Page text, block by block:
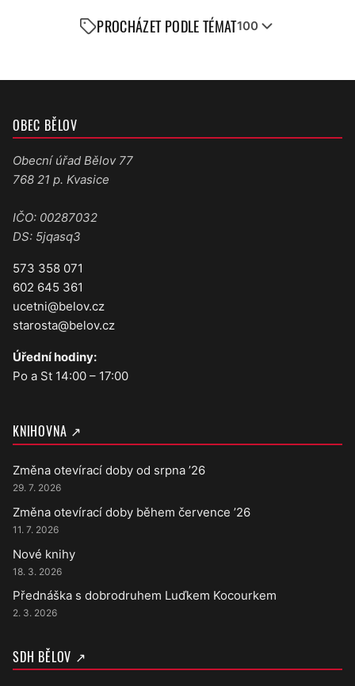
PROCHÁZET PODLE TÉMAT100
OBEC BĚLOV
Obecní úřad Bělov 77
768 21 p. Kvasice
IČO: 00287032
DS: 5jqasq3
573 358 071
602 645 361
ucetni@belov.cz
starosta@belov.cz
Úřední hodiny:
Po a St 14:00 – 17:00
KNIHOVNA ↗
Změna otevírací doby od srpna ’26
29. 7. 2026
Změna otevírací doby během července ’26
11. 7. 2026
Nové knihy
18. 3. 2026
Přednáška s dobrodruhem Luďkem Kocourkem
2. 3. 2026
SDH BĚLOV ↗